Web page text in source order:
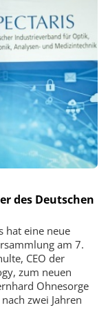
des Deutschen
hat eine neue
am 7.
CEO der
zum neuen
Ohnesorge
zwei Jahren